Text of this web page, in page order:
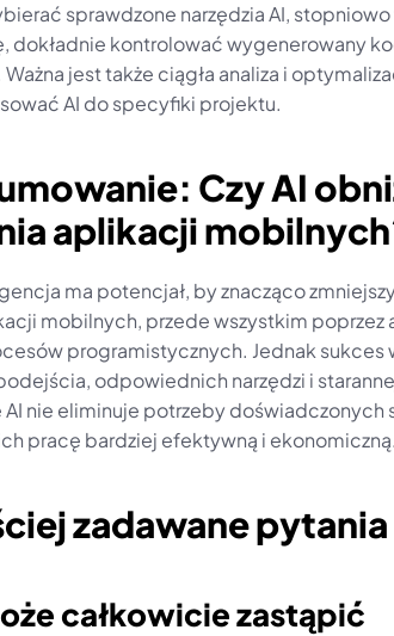
sprawdzone narzędzia AI,
dokładnie kontrolować wygenerowany
Ważna jest także ciągła analiza i
AI do specyfiki projektu.
Czy AI
aplikacji
ma potencjał, by znacząco
mobilnych, przede wszystkim poprzez
programistycznych. Jednak sukces
odpowiednich narzędzi i
AI nie eliminuje potrzeby doświadczonych
pracę bardziej efektywną i ekonomiczną.
zadawane
całkowicie zastąpić